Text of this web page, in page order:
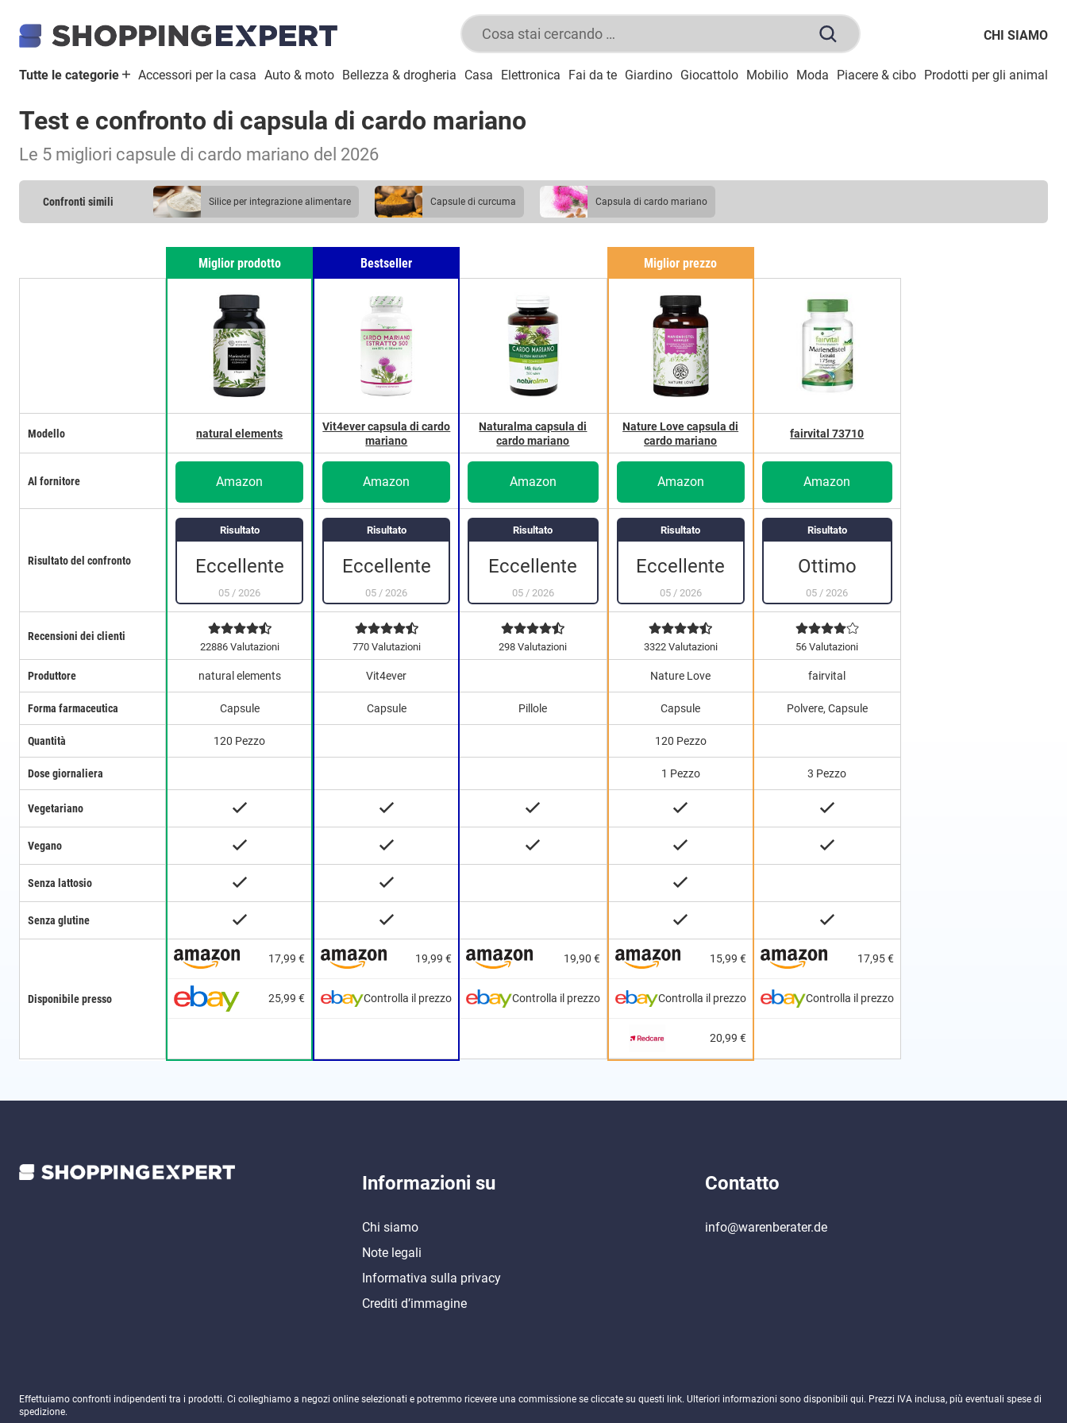
CHI SIAMO
Tutte le categorie Accessori per la casa Auto & moto Bellezza & drogheria Casa Elettronica Fai da te Giardino Giocattolo Mobilio Moda Piacere & cibo Prodotti per gli animali
Test e confronto di capsula di cardo mariano
Le 5 migliori capsule di cardo mariano del 2026
Confronti simili silice per integrazione alimentare capsule di curcuma capsula di cardo mariano
Risultato del confronto
Modello
Recensioni dei clienti
Al fornitore
Disponibile presso
Produttore
Forma farmaceutica
Quantità
Dose giornaliera
Vegetariano
Vegano
Senza lattosio
Senza glutine
Miglior prodotto
Risultato
Eccellente
05 / 2026
natural elements
22886 Valutazioni
Amazon
17,99 €
25,99 €
natural elements
Capsule
120 Pezzo
Bestseller
Risultato
Eccellente
05 / 2026
Vit4ever capsula di cardo
mariano
770 Valutazioni
Amazon
19,99 €
Controlla il prezzo
Vit4ever
Capsule
Risultato
Eccellente
05/ 2026
Naturalma capsula di
cardo mariano
298 Valutazioni
Amazon
19,90 €
Controlla il prezzo
Pillole
Miglior prezzo
Risultato
Eccellente
05/ 2026
Nature Love capsula di
cardo mariano
3322 Valutazioni
Amazon
15,99 €
Controlla il prezzo
20,99 €
Nature Love
Capsule
120 Pezzo
1 Pezzo
Risultato
Ottimo
05 / 2026
fairvital 73710
56 Valutazioni
Amazon
17,95 €
Controlla il prezzo
fairvital
Polvere, Capsule
3 Pezzo
Informazioni su
Chi siamo
Note legali
Informativa sulla privacy
Crediti d’immagine
Contatto
info@warenberater.de
Effettuiamo confronti indipendenti tra i prodotti. Ci colleghiamo a negozi online selezionati e potremmo ricevere una commissione se cliccate su questi link. Ulteriori informazioni sono disponibili qui. Prezzi IVA inclusa, più eventuali spese di
spedizione.